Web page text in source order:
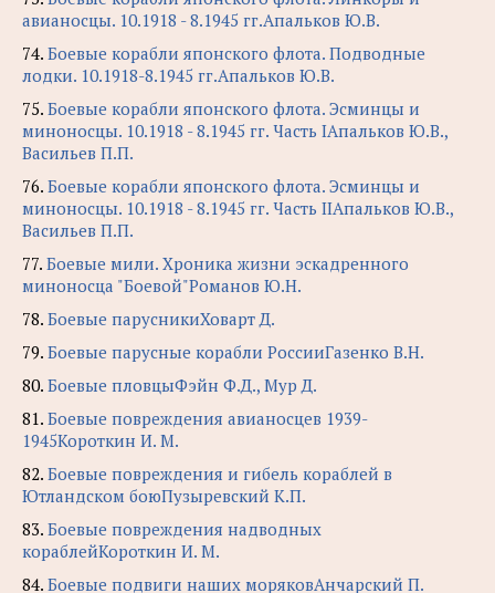
авианосцы. 10.1918 - 8.1945 гг.Апальков Ю.В.
74. Боевые корабли японского флота. Подводные
лодки. 10.1918-8.1945 гг.Апальков Ю.В.
75. Боевые корабли японского флота. Эсминцы и
миноносцы. 10.1918 - 8.1945 гг. Часть IАпальков Ю.В.,
Васильев П.П.
76. Боевые корабли японского флота. Эсминцы и
миноносцы. 10.1918 - 8.1945 гг. Часть IIАпальков Ю.В.,
Васильев П.П.
77. Боевые мили. Хроника жизни эскадренного
миноносца "Боевой"Романов Ю.Н.
78. Боевые парусникиХоварт Д.
79. Боевые парусные корабли РоссииГазенко В.Н.
80. Боевые пловцыФэйн Ф.Д., Мур Д.
81. Боевые повреждения авианосцев 1939-
1945Короткин И. М.
82. Боевые повреждения и гибель кораблей в
Ютландском боюПузыревский К.П.
83. Боевые повреждения надводных
кораблейКороткин И. М.
84. Боевые подвиги наших моряковАнчарский П.